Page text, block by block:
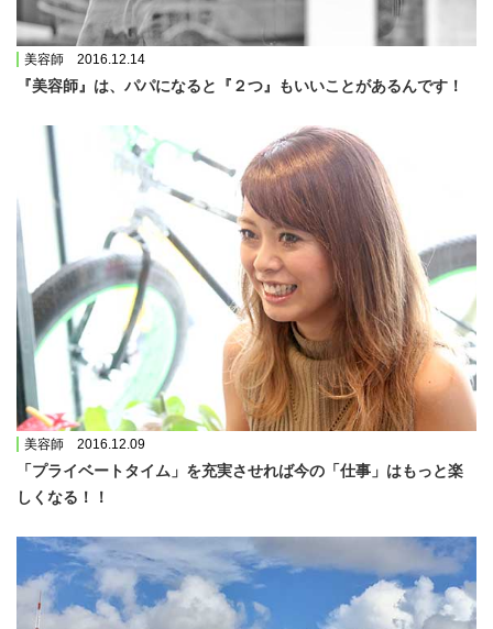
美容師 2016.12.14
『美容師』は、パパになると『２つ』もいいことがあるんです！
美容師 2016.12.09
「プライベートタイム」を充実させれば今の「仕事」はもっと楽
しくなる！！